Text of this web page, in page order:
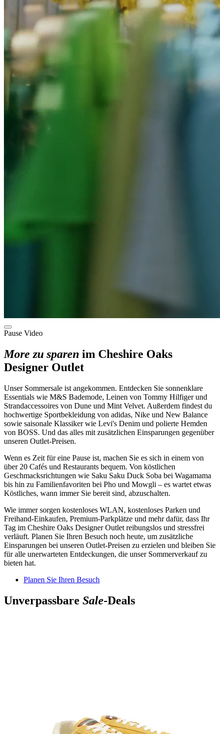
Pause Video
More zu sparen im Cheshire Oaks
Designer Outlet
Unser Sommersale ist angekommen. Entdecken Sie sonnenklare
Essentials wie M&S Bademode, Leinen von Tommy Hilfiger und
Strandaccessoires von Dune und Mint Velvet. Außerdem findest du
hochwertige Sportbekleidung von adidas, Nike und New Balance
sowie saisonale Klassiker wie Levi's Denim und polierte Hemden
von BOSS. Und das alles mit zusätzlichen Einsparungen gegenüber
unseren Outlet-Preisen.
Wenn es Zeit für eine Pause ist, machen Sie es sich in einem von
über 20 Cafés und Restaurants bequem. Von köstlichen
Geschmacksrichtungen wie Saku Saku Duck Soba bei Wagamama
bis hin zu Familienfavoriten bei Pho und Mowgli – es wartet etwas
Köstliches, wann immer Sie bereit sind, abzuschalten.
Wie immer sorgen kostenloses WLAN, kostenloses Parken und
Freihand-Einkaufen, Premium-Parkplätze und mehr dafür, dass Ihr
Tag im Cheshire Oaks Designer Outlet reibungslos und stressfrei
verläuft. Planen Sie Ihren Besuch noch heute, um zusätzliche
Einsparungen bei unseren Outlet-Preisen zu erzielen und bleiben Sie
für alle unerwarteten Entdeckungen, die unser Sommerverkauf zu
bieten hat.
Planen Sie Ihren Besuch
Unverpassbare Sale-Deals